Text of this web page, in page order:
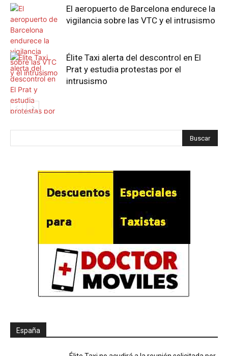
El aeropuerto de Barcelona endurece la
vigilancia sobre las VTC y el intrusismo
Élite Taxi alerta del descontrol en El
Prat y estudia protestas por el
intrusismo
España